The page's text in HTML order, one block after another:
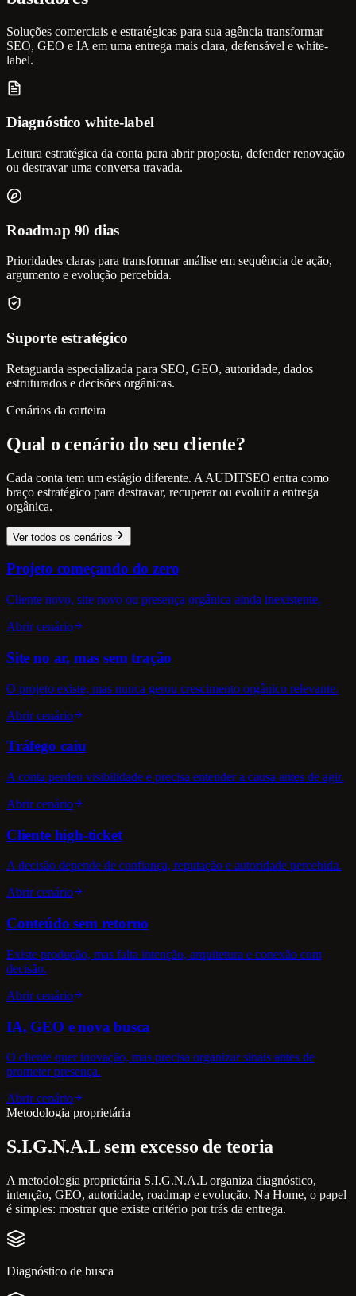
Soluções comerciais e estratégicas para sua agência transformar
SEO, GEO e IA em uma entrega mais clara, defensável e white-
label.
Diagnóstico white-label
Leitura estratégica da conta para abrir proposta, defender renovação
ou destravar uma conversa travada.
Roadmap 90 dias
Prioridades claras para transformar análise em sequência de ação,
argumento e evolução percebida.
Suporte estratégico
Retaguarda especializada para SEO, GEO, autoridade, dados
estruturados e decisões orgânicas.
Cenários da carteira
Qual o cenário do seu cliente?
Cada conta tem um estágio diferente. A AUDITSEO entra como
braço estratégico para destravar, recuperar ou evoluir a entrega
orgânica.
Ver todos os cenários
Projeto começando do zero
Cliente novo, site novo ou presença orgânica ainda inexistente.
Abrir cenário
Site no ar, mas sem tração
O projeto existe, mas nunca gerou crescimento orgânico relevante.
Abrir cenário
Tráfego caiu
A conta perdeu visibilidade e precisa entender a causa antes de agir.
Abrir cenário
Cliente high-ticket
A decisão depende de confiança, reputação e autoridade percebida.
Abrir cenário
Conteúdo sem retorno
Existe produção, mas falta intenção, arquitetura e conexão com
decisão.
Abrir cenário
IA, GEO e nova busca
O cliente quer inovação, mas precisa organizar sinais antes de
prometer presença.
Abrir cenário
Metodologia proprietária
S.I.G.N.A.L sem excesso de teoria
A metodologia proprietária S.I.G.N.A.L organiza diagnóstico,
intenção, GEO, autoridade, roadmap e evolução. Na Home, o papel
é simples: mostrar que existe critério por trás da entrega.
Diagnóstico de busca